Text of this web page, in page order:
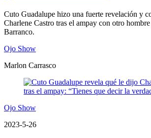
Cuto Guadalupe hizo una fuerte revelación y
Charlene Castro tras el ampay con otro
Barranco.
Ojo Show
Marlon Carrasco
Ojo Show
2023-5-26